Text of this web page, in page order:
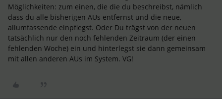
Möglichkeiten: zum einen, die die du beschreibst, nämlich
dass du alle bisherigen AUs entfernst und die neue,
allumfassende einpflegst. Oder Du trägst von der neuen
tatsächlich nur den noch fehlenden Zeitraum (der einen
fehlenden Woche) ein und hinterlegst sie dann gemeinsam
mit allen anderen AUs im System. VG!